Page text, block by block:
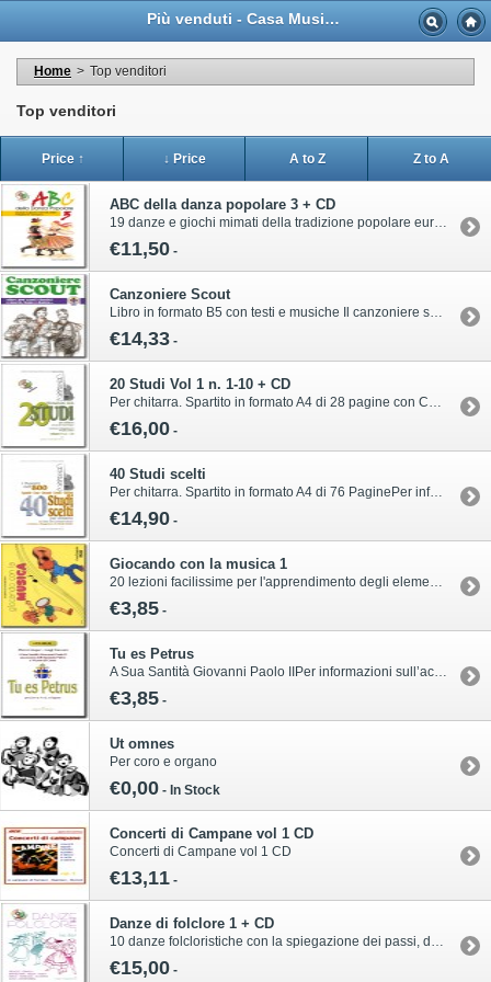
Più venduti - Casa Musicale Eco
Home > Top venditori
Top venditori
Price ↑ ↓ Price A to Z Z to A
ABC della danza popolare 3 + CD
19 danze e giochi mimati della tradizione popolare europea. Libro in formato A5 di 20 pagine con CD.Per informazioni sull’acquisto di questa pubblicazione contattare il servizio clienti Volonté & Co:ordini@volonte-co.comTel: 02/45473285 - Fax: 02/36596796
€11,50 -
Canzoniere Scout
Libro in formato B5 con testi e musiche Il canzoniere scout con oltre 200 canzoni, canoni, danze e bansPer informazioni sull’acquisto di questa pubblicazione contattare il servizio clienti Volonté & Co:ordini@volonte-co.comTel: 02/45473285 - Fax: 02/36596796
€14,33 -
20 Studi Vol 1 n. 1-10 + CD
Per chitarra. Spartito in formato A4 di 28 pagine con CD INCLUSOPer informazioni sull’acquisto di questa pubblicazione contattare il servizio clienti Volonté & Co:ordini@volonte-co.comTel: 02/45473285 - Fax: 02/36596796
€16,00 -
40 Studi scelti
Per chitarra. Spartito in formato A4 di 76 PaginePer informazioni sull’acquisto di questa pubblicazione contattare il servizio clienti Volonté & Co:ordini@volonte-co.comTel: 02/45473285 - Fax: 02/36596796
€14,90 -
Giocando con la musica 1
20 lezioni facilissime per l'apprendimento degli elementi fondamentali della teoria musicale e del solfeggio. Libro in formato A4 orizzontale di 48 pagine con esercizi progressiviPer informazioni sull’acquisto di questa pubblicazione contattare il servizio clienti Volonté & Co:ordini@volonte-co.comTel: 02/45473285 - Fax: 02/36596796
€3,85 -
Tu es Petrus
A Sua Santità Giovanni Paolo IIPer informazioni sull’acquisto di questa pubblicazione contattare il servizio clienti Volonté & Co:ordini@volonte-co.comTel: 02/45473285 - Fax: 02/36596796
€3,85 -
Ut omnes
Per coro e organo
€0,00 - In Stock
Concerti di Campane vol 1 CD
Concerti di Campane vol 1 CD
€13,11 -
Danze di folclore 1 + CD
10 danze folcloristiche con la spiegazione dei passi, delle coreografie e sempliciindicazioni per la realizzazione dei costumi. Libro in formato A4 di 56 pagine con CD.Per informazioni sull’acquisto di questa pubblicazione contattare il servizio clienti Volonté & Co:ordini@volonte-co.comTel: 02/45473285 - Fax: 02/36596796
€15,00 -